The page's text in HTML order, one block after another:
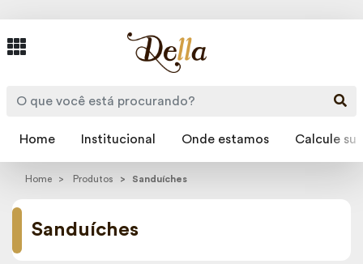
Home Institucional Onde estamos Calcule
Home Produtos Sanduíches
Sanduíches